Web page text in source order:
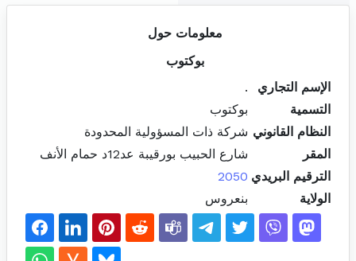
معلومات حول
بوكتوب
الإسم التجاري
.
التسمية
بوكتوب
النظام القانوني شركة ذات المسؤولية المحدودة
المقر
شارع الحبيب بورقيبة عد12د حمام الأنف
الترقيم البريدي 2050
الولاية
بنعروس